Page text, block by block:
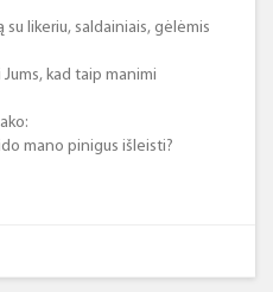
likeriu, saldainiais, gėlėmis
kad taip manimi
mano pinigus išleisti?